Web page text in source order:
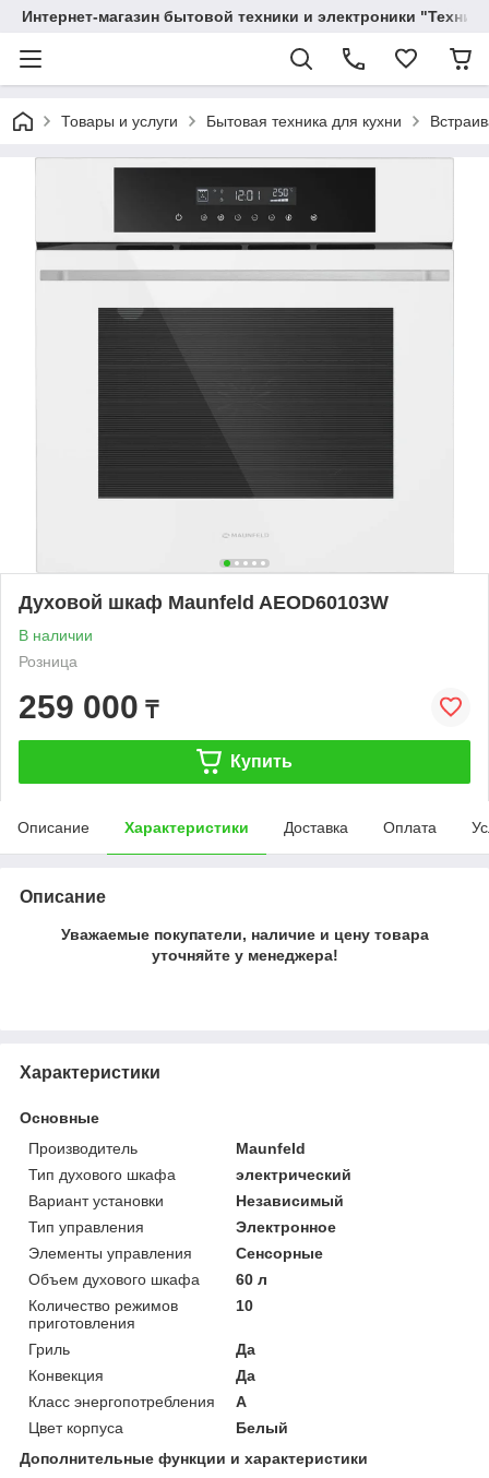
Интернет-магазин бытовой техники и электроники
Товары и услуги Бытовая техника для кухни
Духовой шкаф Maunfeld AEOD60103W
В наличии
Розница
259 000 ₸
Купить
Описание Характеристики Доставка Оплата
Описание
Уважаемые покупатели, наличие и цену товара
уточняйте у менеджера!
Характеристики
Основные
Производитель
Maunfeld
Тип духового шкафа
электрический
Вариант установки
Независимый
Тип управления
Электронное
Элементы управления
Сенсорные
Объем духового шкафа
60 л
Количество режимов
приготовления
10
Гриль
Да
Конвекция
Да
Класс энергопотребления
A
Цвет корпуса
Белый
Дополнительные функции и характеристики